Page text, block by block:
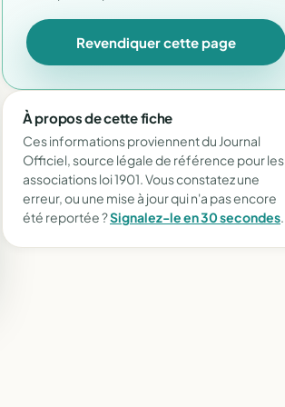
Revendiquer cette page
À propos de cette fiche
Ces informations proviennent du Journal
Officiel, source légale de référence pour les
associations loi 1901. Vous constatez une
erreur, ou une mise à jour qui n'a pas encore
été reportée ?Signalez-le en 30 secondes.